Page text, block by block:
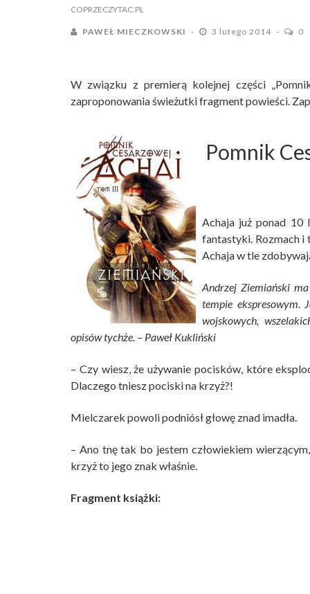
COPRZECZYTAC.PL
PAWEŁ MIECZKOWSKI 3 lutego 2014 0
W związku z premierą kolejnej części
zaproponowania świeżutki fragment powieści.
Pomnik
Achaja już ponad 10
fantastyki. Rozmach i
Achaja w tle
Andrzej Ziemiański
tempie ekspresowym.
wojskowych,
opisów tychże. – Paweł Kukliński
– Czy wiesz, że używanie pocisków, które
Dlaczego tniesz pociski na krzyż?!
Mielczarek powoli podniósł głowę znad imadła.
– Ano tnę tak bo jestem człowiekiem
krzyż to jego znak właśnie.
Fragment książki: